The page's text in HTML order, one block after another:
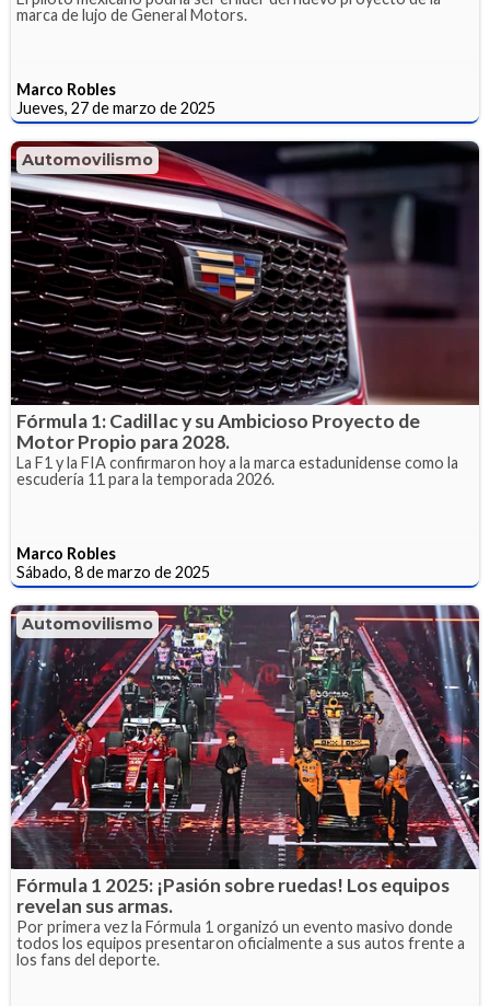
marca de lujo de General Motors.
Marco Robles
Jueves, 27 de marzo de 2025
Automovilismo
Fórmula 1: Cadillac y su Ambicioso Proyecto de
Motor Propio para 2028.
La F1 y la FIA confirmaron hoy a la marca estadunidense como la
escudería 11 para la temporada 2026.
Marco Robles
Sábado, 8 de marzo de 2025
Automovilismo
Fórmula 1 2025: ¡Pasión sobre ruedas! Los equipos
revelan sus armas.
Por primera vez la Fórmula 1 organizó un evento masivo donde
todos los equipos presentaron oficialmente a sus autos frente a
los fans del deporte.